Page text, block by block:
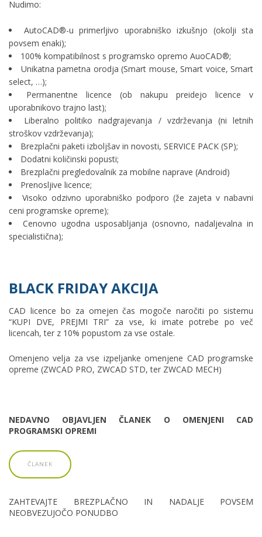
Nudimo:
AutoCAD®-u primerljivo uporabniško izkušnjo (okolji sta
povsem enaki);
100% kompatibilnost s programsko opremo AuoCAD®;
Unikatna pametna orodja (Smart mouse, Smart voice, Smart
select, …);
Permanentne licence (ob nakupu preidejo licence v
uporabnikovo trajno last);
Liberalno politiko nadgrajevanja / vzdrževanja (ni letnih
stroškov vzdrževanja);
Brezplačni paketi izboljšav in novosti, SERVICE PACK (SP);
Dodatni količinski popusti;
Brezplačni pregledovalnik za mobilne naprave (Android)
Prenosljive licence;
Visoko odzivno uporabniško podporo (že zajeta v nabavni
ceni programske opreme);
Cenovno ugodna usposabljanja (osnovno, nadaljevalna in
specialistična);
BLACK FRIDAY AKCIJA
CAD licence bo za omejen čas mogoče naročiti po sistemu
“KUPI DVE, PREJMI TRI” za vse, ki imate potrebe po več
licencah, ter z 10% popustom za vse ostale.
Omenjeno velja za vse izpeljanke omenjene CAD programske
opreme (ZWCAD PRO, ZWCAD STD, ter ZWCAD MECH)
NEDAVNO OBJAVLJEN ČLANEK O OMENJENI CAD
PROGRAMSKI OPREMI
ČLANEK
ZAHTEVAJTE BREZPLAČNO IN NADALJE POVSEM
NEOBVEZUJOČO PONUDBO